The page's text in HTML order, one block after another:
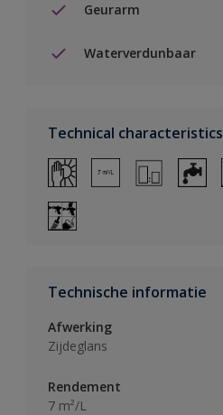
Geurarm
Waterverdunbaar
Technical characteristics
Technische informatie
Afwerking
Zijdeglans
Rendement
7 m²/L